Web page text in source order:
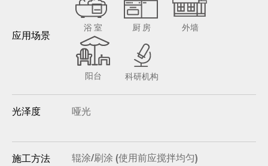
应用场景
浴 室 厨 房 外墙
阳台 科研机构
光泽度 哑光
施工方法 辊涂/刷涂 (使用前应搅拌均匀)